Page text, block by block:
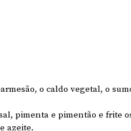
o caldo vegetal, o
pimenta e pimentão e frite
azeite.